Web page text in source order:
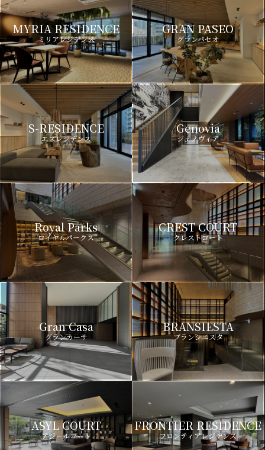
MYRIA RESIDENCE
ミリアレジデンス
GRAN PASEO
グランパセオ
S-RESIDENCE
エスレジデンス
Genovia
ジェノヴィア
Royal Parks
ロイヤルパークス
CREST COURT
クレストコート
Gran Casa
グランカーサ
BRANSIESTA
ブランシエスタ
ASYL COURT
アジールコート
FRONTIER RESIDENCE
フロンティアレジデンス